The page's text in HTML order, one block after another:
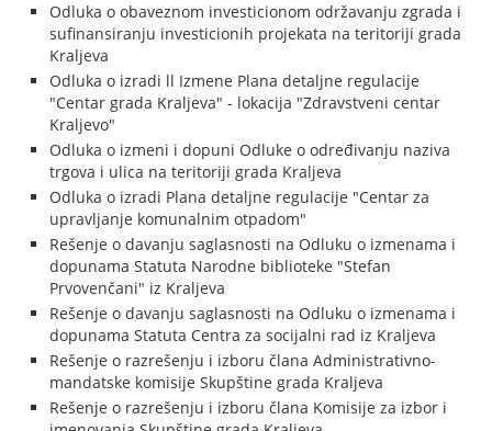
Odluka o obaveznom investicionom održavanju zgrada i
sufinansiranju investicionih projekata na teritoriji grada
Kraljeva
Odluka o izradi ll Izmene Plana detaljne regulacije
"Centar grada Kraljeva" - lokacija "Zdravstveni centar
Kraljevo"
Odluka o izmeni i dopuni Odluke o određivanju naziva
trgova i ulica na teritoriji grada Kraljeva
Odluka o izradi Plana detaljne regulacije "Centar za
upravljanje komunalnim otpadom"
Rešenje o davanju saglasnosti na Odluku o izmenama i
dopunama Statuta Narodne biblioteke "Stefan
Prvovenčani" iz Kraljeva
Rešenje o davanju saglasnosti na Odluku o izmenama i
dopunama Statuta Centra za socijalni rad iz Kraljeva
Rešenje o razrešenju i izboru člana Administrativno-
mandatske komisije Skupštine grada Kraljeva
Rešenje o razrešenju i izboru člana Komisije za izbor i